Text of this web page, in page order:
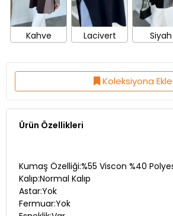
Kahve Lacivert Siyah
Koleksiyona Ekle
Ürün Özellikleri
Kalıp:Normal Kalıp
Astar:Yok
Fermuar:Yok
Esneklik:Var